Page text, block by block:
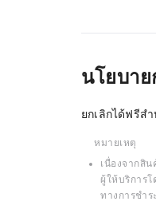
นโยบาย
ยกเลิกได้ฟรีส
หมายเหตุ
เนื่องจากสิ
ผู้ให้บริการ
ทางการชำ